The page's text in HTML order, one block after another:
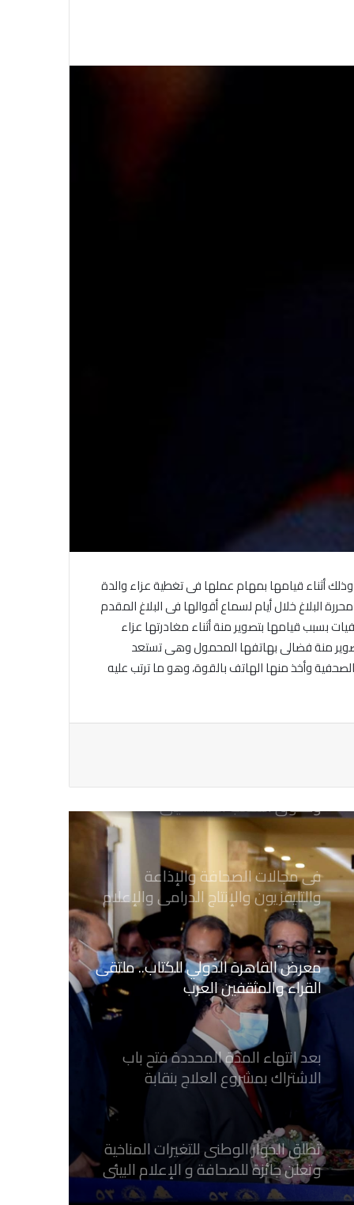
بالتعدى عليها، وذلك أثناء قيامها بمهام عملها فى تغطية عزاء والدة
البلاغ خلال أيام لسماع أقوالها فى البلاغ المقدم
بسبب قيامها بتصوير منة أثناء مغادرتها عزاء
حيث بدأ الخلاف عندما قامت الصحفية بتصوير منة فضالى بهاتفها المحمول وهى تستعد
وأخذ منها الهاتف بالقوة، وهو ما ترتب عليه
في عيد الصحافة العراقية تحية لكل
الصحفيين ولأرواح شهداء الصحافة
رئيس العراق ومجلس الوزراء والنواب
والشخصيات العامة يهنؤن الصحفيين
العراقيين
الفوري عن الزميل الصحفي اسحق
يدعو الى دعم القضية الفلسطينية
وحقوق الشعب الفلسطيني
فى مجالات الصحافة والإذاعة
والتليفزيون والإنتاج الدرامى والإعلام
الرقمي
معرض القاهرة الدولي للكتاب.. ملتقى
القراء والمثقفين العرب
بعد انتهاء المدة المحددة فتح باب
الاشتراك بمشروع العلاج بنقابة
الصحفيين المصريين
تطلق الحوار الوطنى للتغيرات المناخية
وتعلن جائزة للصحافة و الإعلام ‎البيئي
عن التغيرات المناخية